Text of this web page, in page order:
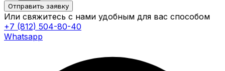
Отправить заявку
Или свяжитесь с нами удобным для вас способом
+7 (812) 504-80-40
Whatsapp